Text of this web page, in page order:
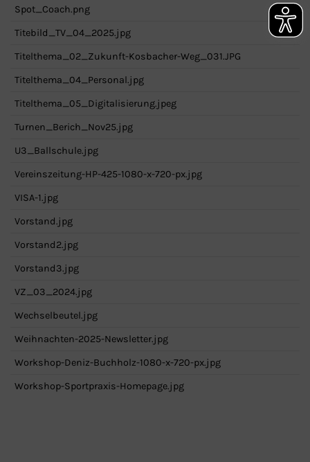
Spot_Coach.png
Titebild_TV_04_2025.jpg
Titelthema_02_Zukunft-Kosbacher-Weg_031.JPG
Titelthema_04_Personal.jpg
Titelthema_05_Digitalisierung.jpeg
Turnen_Berich_Nov25.jpg
U3_Ballschule.jpg
Vereinszeitung-HP-425-1080-x-720-px.jpg
VISA-1.jpg
Vorstand.jpg
Vorstand2.jpg
Vorstand3.jpg
VZ_03_2024.jpg
Wechselbeutel.jpg
Weihnachten-2025-Newsletter.jpg
Workshop-Deniz-Buchholz-1080-x-720-px.jpg
Workshop-Sportpraxis-Homepage.jpg